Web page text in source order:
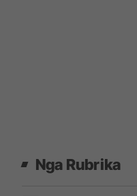
Nga Rubrika